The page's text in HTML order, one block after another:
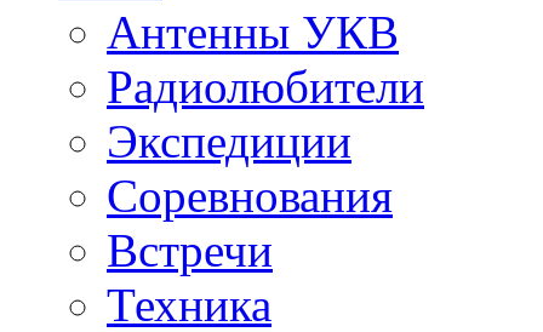
Антенны УКВ
Радиолюбители
Экспедиции
Соревнования
Встречи
Техника